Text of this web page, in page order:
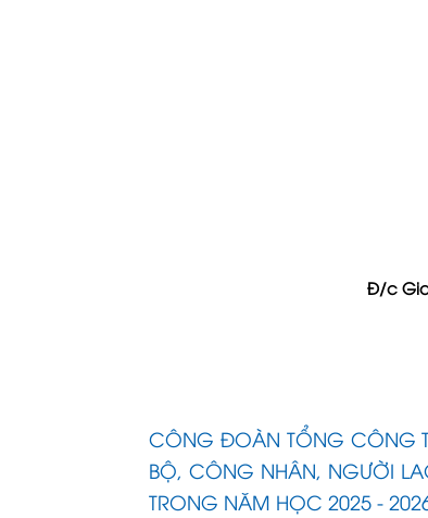
Đ/c
CÔNG ĐOÀN TỔNG CÔNG
BỘ, CÔNG NHÂN, NGƯỜI
TRONG NĂM HỌC 2025 -